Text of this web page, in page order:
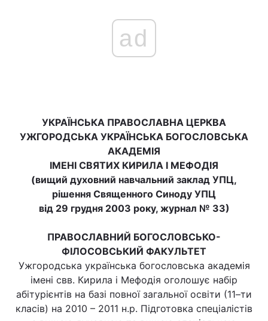
ad
УКРАЇНСЬКА ПРАВОСЛАВНА ЦЕРКВА
УЖГОРОДСЬКА УКРАЇНСЬКА БОГОСЛОВСЬКА
АКАДЕМІЯ
ІМЕНІ СВЯТИХ КИРИЛА І МЕФОДІЯ
(вищий духовний навчальний заклад УПЦ,
рішення Священного Синоду УПЦ
від 29 грудня 2003 року, журнал № 33)
ПРАВОСЛАВНИЙ БОГОСЛОВСЬКО-
ФІЛОСОВСЬКИЙ ФАКУЛЬТЕТ
Ужгородська українська богословська академія
імені свв. Кирила і Мефодія оголошує набір
абітурієнтів на базі повної загальної освіти (11–ти
класів) на 2010 – 2011 н.р. Підготовка спеціалістів